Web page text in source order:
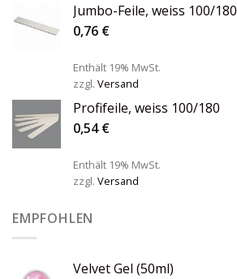
Jumbo-Feile, weiss 100/180
0,76 €
Enthält 19% MwSt.
zzgl. Versand
Profifeile, weiss 100/180
0,54€
Enthält 19% MwSt.
zzgl. Versand
EMPFOHLEN
Velvet Gel (50ml)